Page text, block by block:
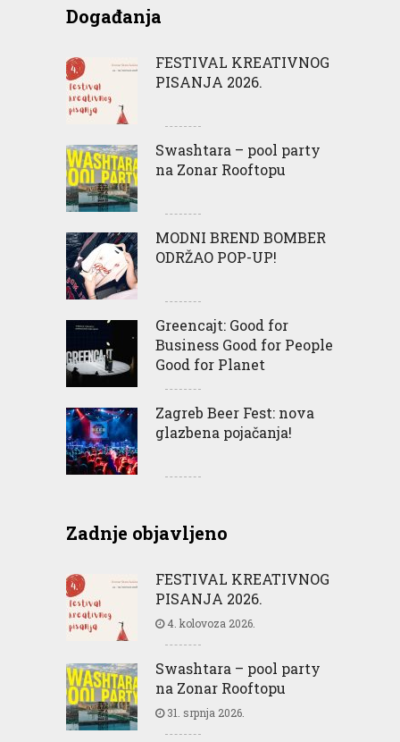
Događanja
FESTIVAL KREATIVNOG
PISANJA 2026.
Swashtara – pool party
na Zonar Rooftopu
MODNI BREND BOMBER
ODRŽAO POP-UP!
Greencajt: Good for
Business Good for People
Good for Planet
Zagreb Beer Fest: nova
glazbena pojačanja!
Zadnje objavljeno
FESTIVAL KREATIVNOG
PISANJA 2026.
4. kolovoza 2026.
Swashtara – pool party
na Zonar Rooftopu
31. srpnja 2026.